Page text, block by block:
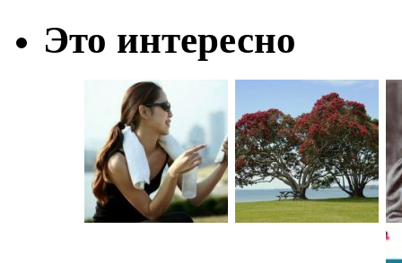
Это интересно